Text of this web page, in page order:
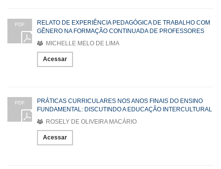
PDF
RELATO DE EXPERIÊNCIA PEDAGÓGICA DE TRABALHO COM
GÊNERO NA FORMAÇÃO CONTINUADA DE PROFESSORES
MICHELLE MELO DE LIMA
Acessar
PDF
PRÁTICAS CURRICULARES NOS ANOS FINAIS DO ENSINO
FUNDAMENTAL: DISCUTINDO A EDUCAÇÃO INTERCULTURAL
ROSELY DE OLIVEIRA MACÁRIO
Acessar